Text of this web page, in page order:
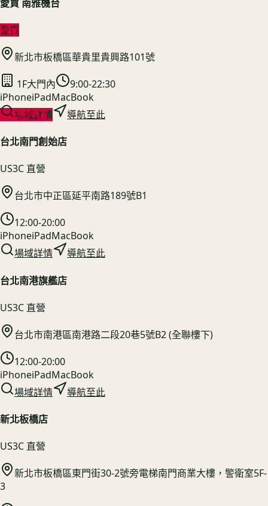
愛買 南雅機台
愛買
新北市板橋區華貴里貴興路101號
1F大門內
9:00-22:30
iPhoneiPadMacBook
場域詳情
導航至此
台北南門創始店
US3C 直營
台北市中正區延平南路189號B1
12:00-20:00
iPhoneiPadMacBook
場域詳情
導航至此
台北南港旗艦店
US3C 直營
台北市南港區南港路二段20巷5號B2 (全聯樓下)
12:00-20:00
iPhoneiPadMacBook
場域詳情
導航至此
新北板橋店
US3C 直營
新北市板橋區東門街30-2號旁電梯南門商業大樓，警衛室5F-
3